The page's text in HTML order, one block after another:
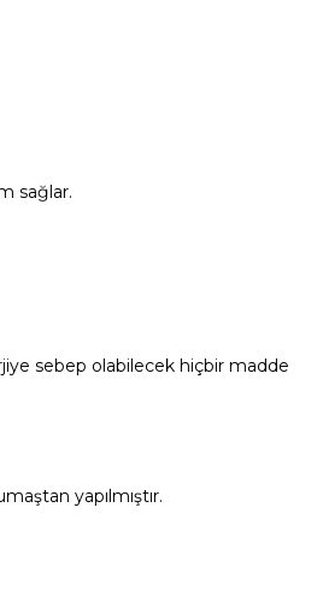
sağlar.
sebep olabilecek hiçbir madde
yapılmıştır.